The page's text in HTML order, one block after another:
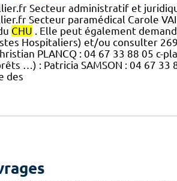
Secteur administratif et
Secteur paramédical Carole
CHU . Elle peut également
Hospitaliers) et/ou consulter
PLANCQ : 04 67 33 88 05 c-
…) : Patricia SAMSON : 04 67 33
des